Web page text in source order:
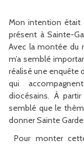
Mon intention était
présent à Sainte-
Avec la montée du
m’a semblé
réalisé une enquête
qui
diocésains. À
semblé que le
donner Sainte Garde.
Pour monter